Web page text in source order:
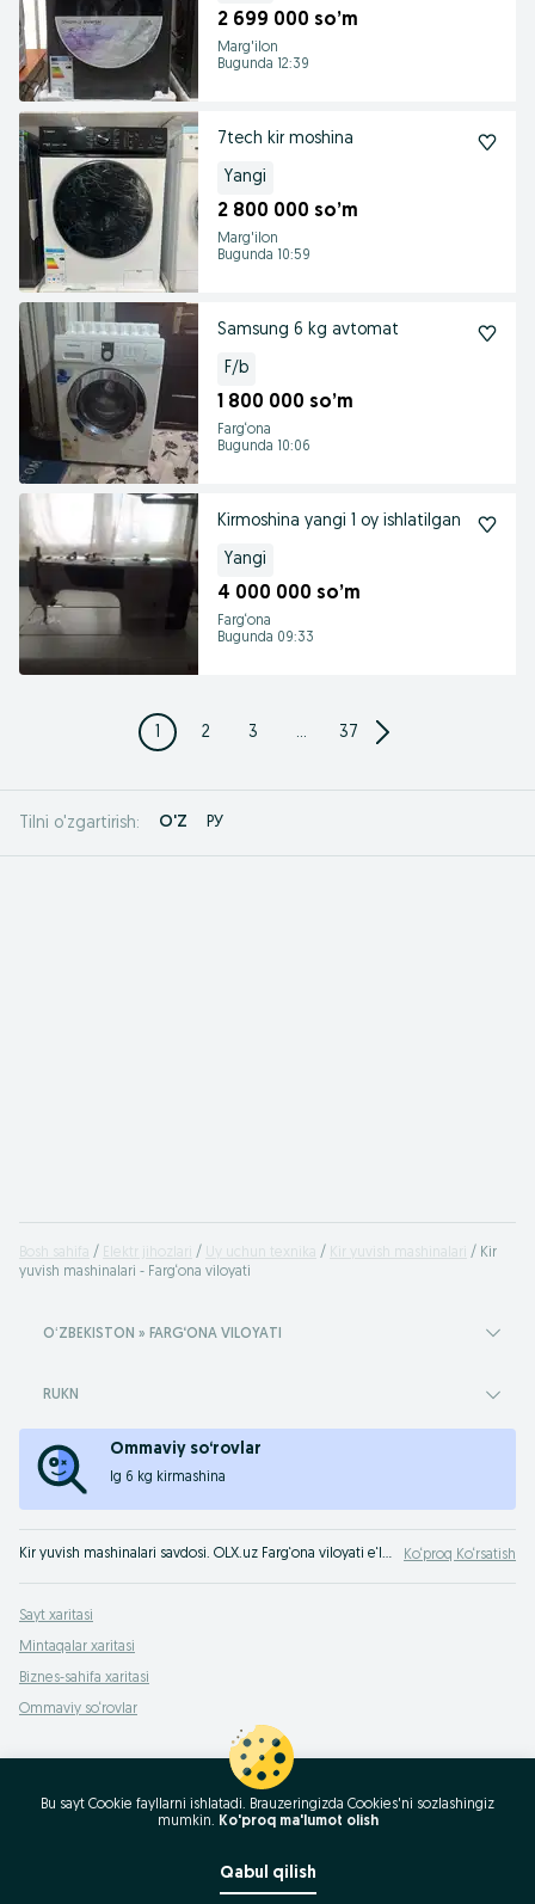
2 699 000 so’m
Marg'ilon
Bugunda 12:39
7tech kir moshina
Yangi
2 800 000 so’m
Marg'ilon
Bugunda 10:59
Samsung 6 kg avtomat
F/b
1 800 000 so’m
Farg‘ona
Bugunda 10:06
Kirmoshina yangi 1 oy ishlatilgan
Yangi
4 000 000 so’m
Farg‘ona
Bugunda 09:33
1 2 3 ... 37
Tilni o'zgartirish: O'Z РУ
Bosh sahifa Elektr jihozlari Uy uchun texnika Kir yuvish mashinalari
Kir
yuvish mashinalari - Farg‘ona viloyati
OʻZBEKISTON » FARG‘ONA VILOYATI
RUKN
Ommaviy so‘rovlar
lg 6 kg kirmashina
Kir yuvish mashinalari savdosi. OLX.uz Farg‘ona viloyati e‘lonlar taxtasida siz kir yuvish mashinalarini tanlashingiz va maqbul narxda xarid qilishingiz mumkin. Eng yaxshi fb kir yuvish mashinalari faqat OLX.uzda Farg‘ona viloyati ! Ko‘proq Ko‘rsatish
Sayt xaritasi
Mintaqalar xaritasi
Biznes-sahifa xaritasi
Ommaviy so‘rovlar
Bu sayt Cookie fayllarni ishlatadi. Brauzeringizda Cookies'ni sozlashingiz
mumkin. Ko'proq ma'lumot olish
Qabul qilish